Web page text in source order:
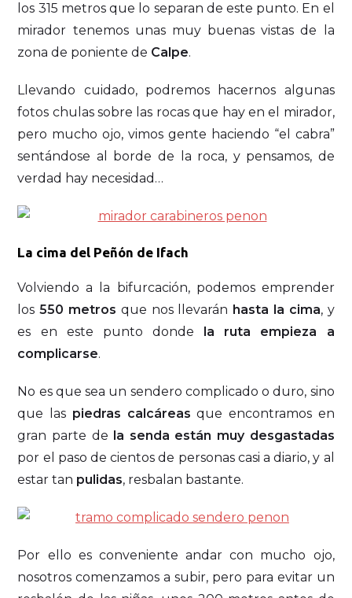
los 315 metros que lo separan de este punto. En el
mirador tenemos unas muy buenas vistas de la
zona de poniente de Calpe.
Llevando cuidado, podremos hacernos algunas
fotos chulas sobre las rocas que hay en el mirador,
pero mucho ojo, vimos gente haciendo “el cabra”
sentándose al borde de la roca, y pensamos, de
verdad hay necesidad…
La cima del Peñón de Ifach
Volviendo a la bifurcación, podemos emprender
los550 metros que nos llevarán hasta la cima, y
es en este punto donde
la ruta empieza a
complicarse.
No es que sea un sendero complicado o duro, sino
que las piedras calcáreas que encontramos en
gran parte de
la senda están muy desgastadas
por el paso de cientos de personas casi a diario, y al
estar tan pulidas, resbalan bastante.
Por ello es conveniente andar con mucho ojo,
nosotros comenzamos a subir, pero para evitar un